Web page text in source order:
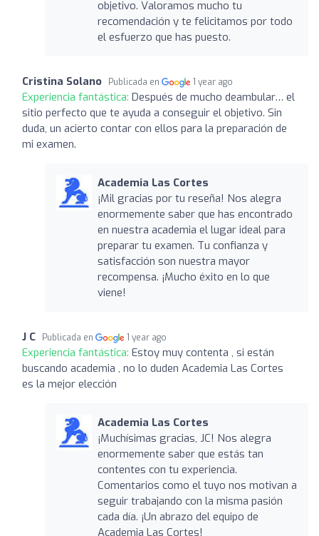
objetivo. Valoramos mucho tu
recomendación y te felicitamos por todo
el esfuerzo que has puesto.
Cristina Solano Publicada en 1 year ago
Experiencia fantástica: Después de mucho deambular… el
sitio perfecto que te ayuda a conseguir el objetivo. Sin
duda, un acierto contar con ellos para la preparación de
mi examen.
Academia Las Cortes
¡Mil gracias por tu reseña! Nos alegra
enormemente saber que has encontrado
en nuestra academia el lugar ideal para
preparar tu examen. Tu confianza y
satisfacción son nuestra mayor
recompensa. ¡Mucho éxito en lo que
viene!
J C Publicada en 1 year ago
Experiencia fantástica: Estoy muy contenta , si están
buscando academia , no lo duden Academia Las Cortes
es la mejor elección
Academia Las Cortes
¡Muchísimas gracias, JC! Nos alegra
enormemente saber que estás tan
contentes con tu experiencia.
Comentarios como el tuyo nos motivan a
seguir trabajando con la misma pasión
cada día. ¡Un abrazo del equipo de
Academia Las Cortes!